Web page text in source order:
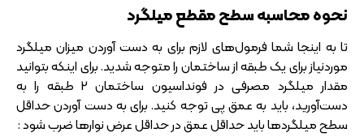
نحوه محاسبه سطح مقطع میلگرد
تا به اینجا شما فرمول‌های لازم برای به دست آوردن میزان میلگرد
موردنیاز برای یک طبقه از ساختمان را متوجه شدید. برای اینکه بتوانید
مقدار میلگرد مصرفی در فونداسیون ساختمان 2 طبقه را به
دست‌آورید، باید به عمق پی توجه کنید. برای به دست آوردن حداقل
سطح میلگرد‌ها باید حداقل عمق در حداقل عرض نوار‌ها ضرب شود :